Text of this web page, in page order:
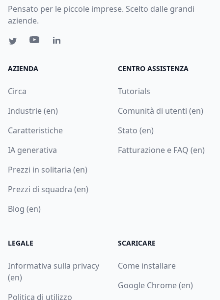
Pensato per le piccole imprese. Scelto dalle grandi
aziende.
AZIENDA
Circa
Industrie (en)
Caratteristiche
IA generativa
Prezzi in solitaria (en)
Prezzi di squadra (en)
Blog (en)
CENTRO ASSISTENZA
Tutorials
Comunità di utenti (en)
Stato (en)
Fatturazione e FAQ (en)
LEGALE
Informativa sulla privacy
(en)
Politica di utilizzo
SCARICARE
Come installare
Google Chrome (en)